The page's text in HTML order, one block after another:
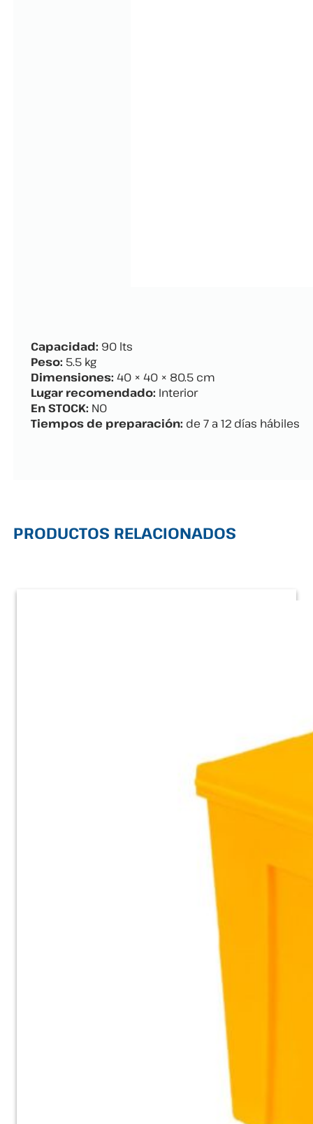
Capacidad: 90 lts
Peso: 5.5 kg
Dimensiones: 40 × 40 × 80.5 cm
Lugar recomendado: Interior
En STOCK: NO
Tiempos de preparación: de 7 a 12 días hábiles
PRODUCTOS RELACIONADOS